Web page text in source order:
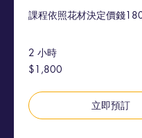
課程依照花材決定價錢
2 小時
1,800
新
幣
$1,800
立即預訂